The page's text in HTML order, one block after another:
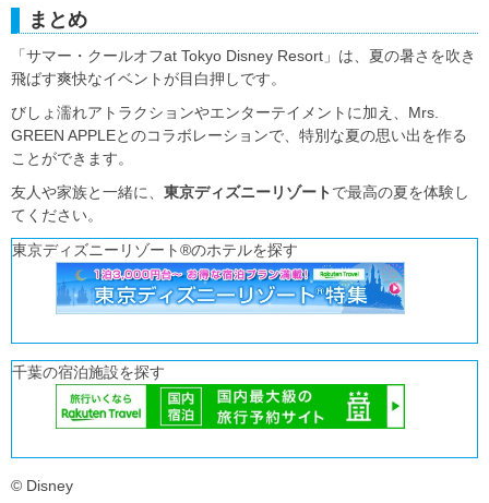
まとめ
「サマー・クールオフat Tokyo Disney Resort」は、夏の暑さを吹き
飛ばす爽快なイベントが目白押しです。
びしょ濡れアトラクションやエンターテイメントに加え、Mrs.
GREEN APPLEとのコラボレーションで、特別な夏の思い出を作る
ことができます。
友人や家族と一緒に、 東京ディズニーリゾート で最高の夏を体験し
てください。
東京ディズニーリゾート®のホテルを探す
千葉の宿泊施設を探す
© Disney